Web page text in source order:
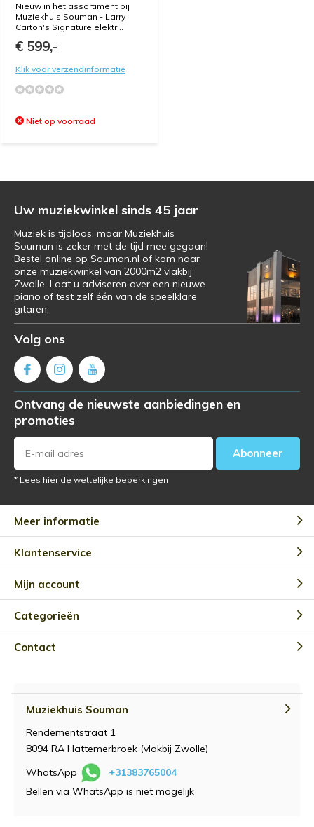
Nieuw in het assortiment bij
Muziekhuis Souman - Larry
Carton's Signature elektr...
€ 599,-
Klik voor verzendinformatie
Niet op voorraad
Uw muziekwinkel sinds 45 jaar
Muziek is tijdloos, maar Muziekhuis
Souman is zeker met de tijd mee gegaan!
Bestel online op Souman.nl of kom naar
onze muziekwinkel van 2000m2 vlakbij
Zwolle. Laat u adviseren over een nieuwe
piano of test zelf één van de speelklare
gitaren.
Volg ons
Ontvang de nieuwste aanbiedingen en
promoties
Abonneer
* Lees hier de wettelijke beperkingen
Meer informatie
Klantenservice
Mijn account
Categorieën
Contact
Muziekhuis Souman
Rendementstraat 1
8094 RA Hattemerbroek (vlakbij Zwolle)
WhatsApp
+31383765004
Bellen via WhatsApp is niet mogelijk